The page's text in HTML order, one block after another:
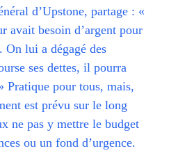
d’Upstone, partage : «
avait besoin d’argent pour
On lui a dégagé des
ses dettes, il pourra
Pratique pour tous, mais,
est prévu sur le long
ne pas y mettre le budget
ou un fond d’urgence.